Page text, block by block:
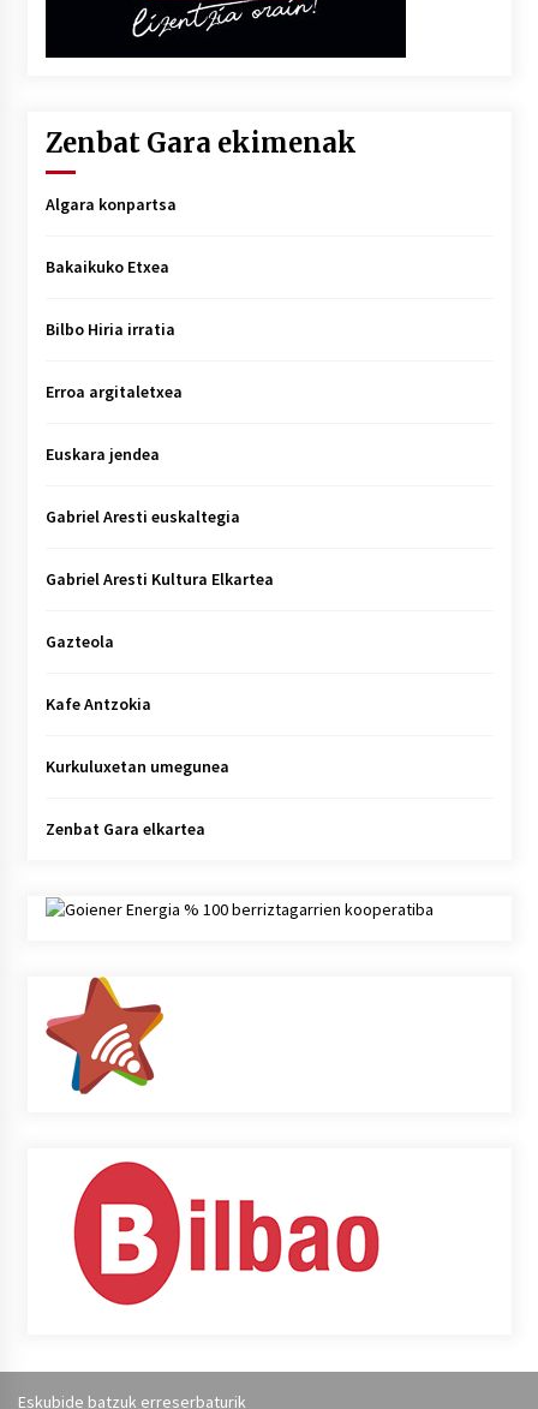
Zenbat Gara ekimenak
Algara konpartsa
Bakaikuko Etxea
Bilbo Hiria irratia
Erroa argitaletxea
Euskara jendea
Gabriel Aresti euskaltegia
Gabriel Aresti Kultura Elkartea
Gazteola
Kafe Antzokia
Kurkuluxetan umegunea
Zenbat Gara elkartea
Eskubide batzuk erreserbaturik